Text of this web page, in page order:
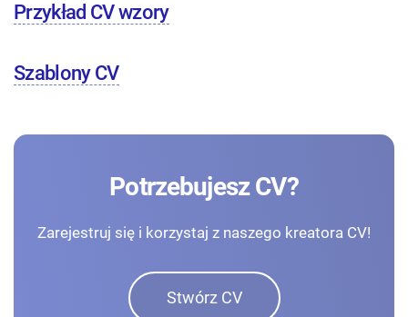
Przykład CV wzory
Szablony CV
Potrzebujesz CV?
Zarejestruj się i korzystaj z naszego kreatora CV!
Stwórz CV